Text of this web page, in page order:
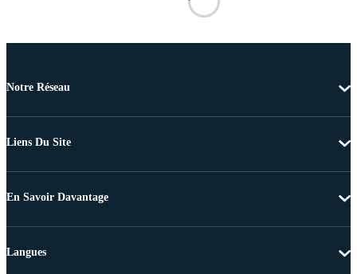
Notre Réseau
Liens Du Site
En Savoir Davantage
Langues